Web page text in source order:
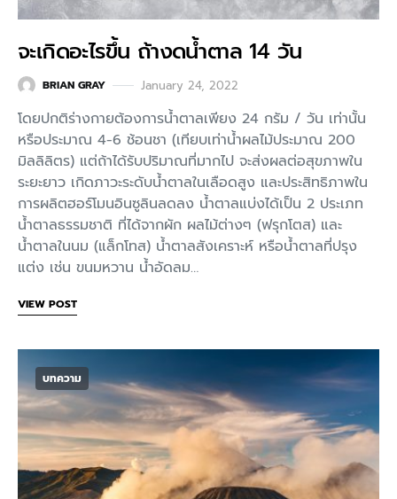
จะเกิดอะไรขึ้น ถ้างดน้ำตาล 14 วัน
BRIAN GRAY January 24, 2022
โดยปกติร่างกายต้องการน้ำตาลเพียง 24 กรัม / วัน เท่านั้น
หรือประมาณ 4-6 ช้อนชา (เทียบเท่าน้ำผลไม้ประมาณ 200
มิลลิลิตร) แต่ถ้าได้รับปริมาณที่มากไป จะส่งผลต่อสุขภาพใน
ระยะยาว เกิดภาวะระดับน้ำตาลในเลือดสูง และประสิทธิภาพใน
การผลิตฮอร์โมนอินซูลินลดลง น้ำตาลแบ่งได้เป็น 2 ประเภท
น้ำตาลธรรมชาติ ที่ได้จากผัก ผลไม้ต่างๆ (ฟรุกโตส) และ
น้ำตาลในนม (แล็กโทส) น้ำตาลสังเคราะห์ หรือน้ำตาลที่ปรุง
แต่ง เช่น ขนมหวาน น้ำอัดลม…
VIEW POST
บทความ